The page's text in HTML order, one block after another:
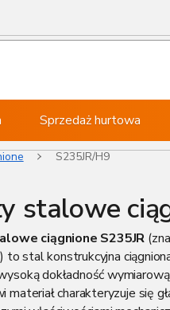
Sprzedaż hurtowa
S235JR/H9
stalowe
ciągnione S235JR
to stal konstrukcyjna
dokładność
materiał charakteryzuje się